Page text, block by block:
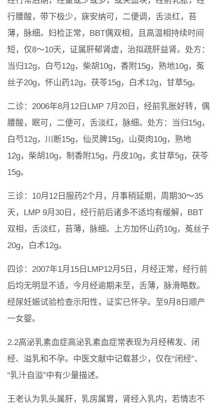
行腰酸，带下极少，寐安纳可，二便调，舌淡红，苔
薄，脉细。妇检正常，BBT偶双相，且高温相持续时间
短，仅8～10天，证属肝郁肾虚，治拟疏肝益肾。处方：
当归12g，白芍12g，柴胡10g，香附15g，熟地10g，菟
丝子20g，怀山药12g，茯苓15g，白术12g，甘草5g。
二诊：2006年8月12日LMP 7月20日，经前乳胀好转，偶
腰酸，眠可，二便可，舌淡红，脉细。处方：当归15g，
白芍12g，川断15g，仙灵脾15g，山萸肉10g，熟地
12g，柴胡10g，制香附15g，丹皮10g，炙甘草5g，茯苓
15g。
三诊：10月12日服药2个月，月事稍延期，周期30～35
天，LMP 9月30日，经行前后诸多不适均有缓解，BBT
双相，舌淡红，苔薄，脉细。上方加怀山药10g，菟丝子
20g，白术12g。
四诊：2007年1月15日LMP12月5日，月经正常，经行前
后均无明显不适，今月经逾期未至，舌薄，脉滑略数。
经尿妊娠试验检查示阳性，证实已怀孕。至9月8日顺产
一女婴。
2.2高泌乳素血症高泌乳素血症常表现为月经稀发、闭
经、溢乳和不孕。中医文献中记载甚少，仅在“闭经”、
“乳汁自溢”中有少量描述。
王老认为乳头属肝，乳房属胃，肾经入乳内，若情志不